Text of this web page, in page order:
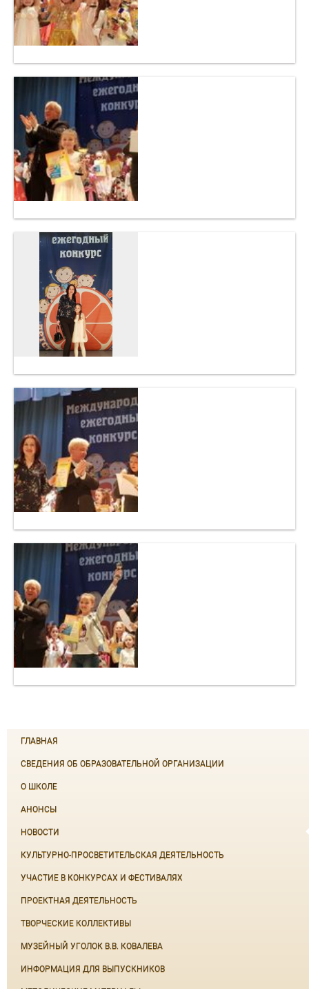
ГЛАВНАЯ
СВЕДЕНИЯ ОБ ОБРАЗОВАТЕЛЬНОЙ ОРГАНИЗАЦИИ
О ШКОЛЕ
АНОНСЫ
НОВОСТИ
КУЛЬТУРНО-ПРОСВЕТИТЕЛЬСКАЯ ДЕЯТЕЛЬНОСТЬ
УЧАСТИЕ В КОНКУРСАХ И ФЕСТИВАЛЯХ
ПРОЕКТНАЯ ДЕЯТЕЛЬНОСТЬ
ТВОРЧЕСКИЕ КОЛЛЕКТИВЫ
МУЗЕЙНЫЙ УГОЛОК В.В. КОВАЛЕВА
ИНФОРМАЦИЯ ДЛЯ ВЫПУСКНИКОВ